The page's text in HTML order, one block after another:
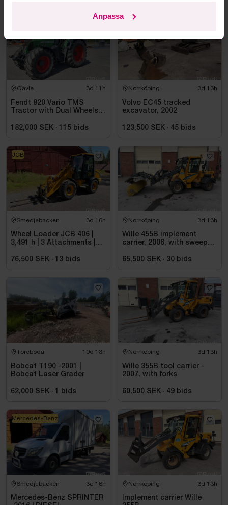
Anpassa
Gävle 3d 11h
Fendt 820 Vario TMS
Tractor with Dual Wheels -
182,000 SEK · 115 bids
Norrköping 3d 13h
Volvo EC45 tracked
excavator, 2002
123,500 SEK · 45 bids
Smedjebacken 3d 16h
Wheel Loader JCB 406 |
3,491 h | 3 Attachments |
76,500 SEK · 13 bids
JCB
Norrköping 3d 13h
Wille 455B implement
carrier, 2006, with sweeper
65,500 SEK · 30 bids
Töreboda 10d 13h
Bobcat T190 -2001 |
Bobcat Laser Grader
62,000 SEK · 1 bids
Norrköping 3d 13h
Wille 355B tool carrier -
2007, with forks
60,500 SEK · 49 bids
Smedjebacken 3d 16h
Mercedes-Benz SPRINTER
Mercedes-Benz
Norrköping 3d 13h
Implement carrier Wille